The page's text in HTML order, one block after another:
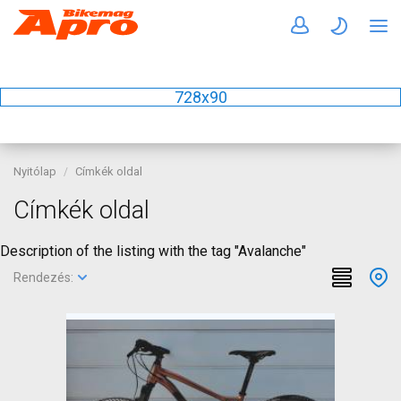
728x90
Nyitólap Címkék oldal
Címkék oldal
Description of the listing with the tag "Avalanche"
Rendezés: